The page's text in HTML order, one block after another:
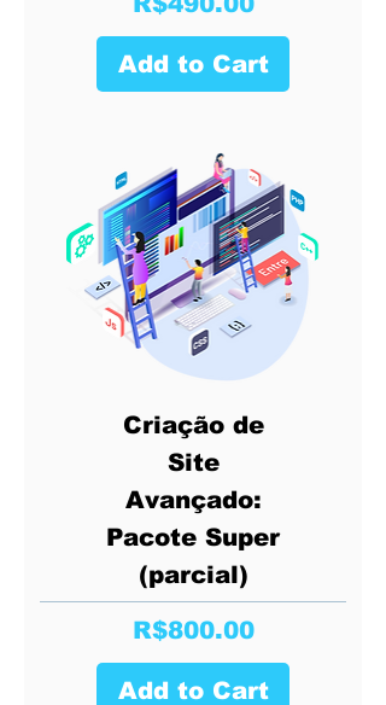
Add to Cart
Criação de
Site
Avançado:
Pacote Super
(parcial)
Price
R$800.00
Add to Cart